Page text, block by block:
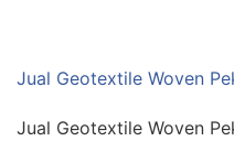
Jual Geotextile Woven
Jual Geotextile Woven